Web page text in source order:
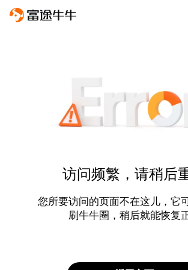
访问频繁，请稍后
您所要访问的页面不在这儿，它
刷牛牛圈，稍后就能恢复